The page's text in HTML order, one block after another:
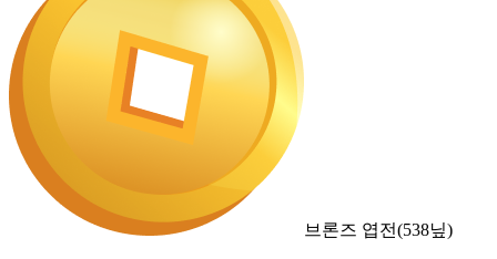
브론즈 엽전(538닢)